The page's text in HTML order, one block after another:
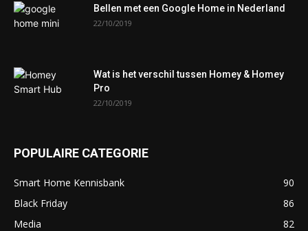
Bellen met een Google Home in Nederland
22/10/2019
Wat is het verschil tussen Homey & Homey
Pro
22/10/2019
POPULAIRE CATEGORIE
Smart Home Kennisbank
90
Black Friday
86
Media
82